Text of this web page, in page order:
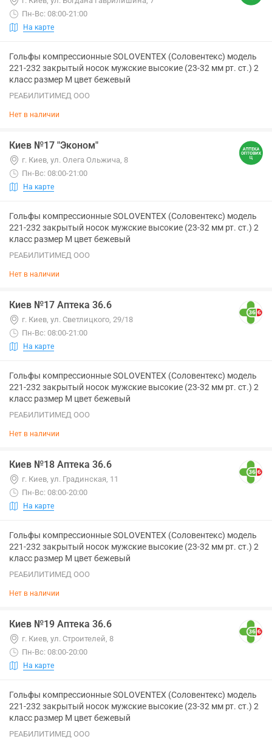
Пн-Вс: 08:00-21:00
На карте
Гольфы компрессионные SOLOVENTEX (Соловентекс) модель
221-232 закрытый носок мужские высокие (23-32 мм рт. ст.) 2
класс размер M цвет бежевый
РЕАБИЛИТИМЕД ООО
Нет в наличии
Киев №17 "Эконом"
г. Киев, ул. Олега Ольжича, 8
Пн-Вс: 08:00-21:00
На карте
Гольфы компрессионные SOLOVENTEX (Соловентекс) модель
221-232 закрытый носок мужские высокие (23-32 мм рт. ст.) 2
класс размер M цвет бежевый
РЕАБИЛИТИМЕД ООО
Нет в наличии
Киев №17 Аптека 36.6
г. Киев, ул. Светлицкого, 29/18
Пн-Вс: 08:00-21:00
На карте
Гольфы компрессионные SOLOVENTEX (Соловентекс) модель
221-232 закрытый носок мужские высокие (23-32 мм рт. ст.) 2
класс размер M цвет бежевый
РЕАБИЛИТИМЕД ООО
Нет в наличии
Киев №18 Аптека 36.6
г. Киев, ул. Градинская, 11
Пн-Вс: 08:00-20:00
На карте
Гольфы компрессионные SOLOVENTEX (Соловентекс) модель
221-232 закрытый носок мужские высокие (23-32 мм рт. ст.) 2
класс размер M цвет бежевый
РЕАБИЛИТИМЕД ООО
Нет в наличии
Киев №19 Аптека 36.6
г. Киев, ул. Строителей, 8
Пн-Вс: 08:00-20:00
На карте
Гольфы компрессионные SOLOVENTEX (Соловентекс) модель
221-232 закрытый носок мужские высокие (23-32 мм рт. ст.) 2
класс размер M цвет бежевый
РЕАБИЛИТИМЕД ООО